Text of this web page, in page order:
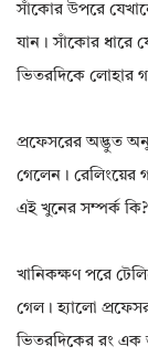
সাঁকোর উপরে
যান। সাঁকোর ধারে
ভিতরদিকে লোহার
প্রফেসরের অদ্ভুত
গেলেন। রেলিংয়ের
এই খুনের সম্পর্ক কি?
খানিকক্ষণ পরে
গেল। হ্যালো
ভিতরদিকের রং এক